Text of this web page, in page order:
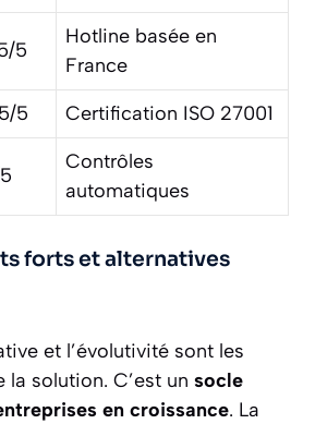
5
Hotline basée en
France
5 Certification ISO 27001
Contrôles
automatiques
forts et alternatives
et l’évolutivité sont les
solution. C’est un socle
en croissance. La